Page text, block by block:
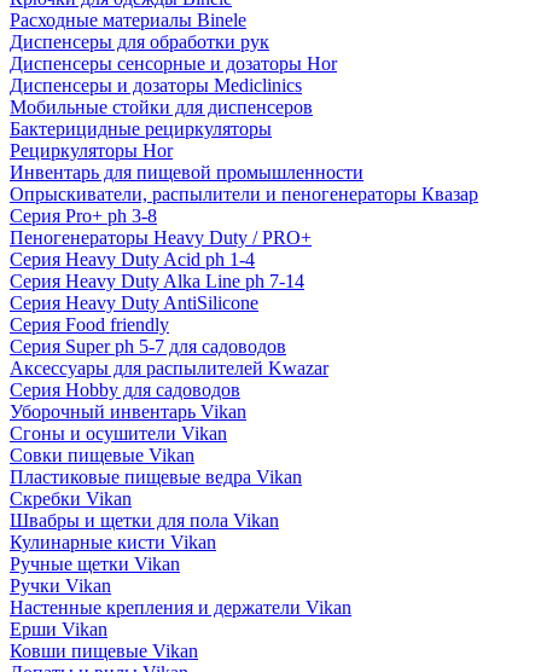
Расходные материалы Binele
Диспенсеры для обработки рук
Диспенсеры сенсорные и дозаторы Hor
Диспенсеры и дозаторы Mediclinics
Мобильные стойки для диспенсеров
Бактерицидные рециркуляторы
Рециркуляторы Hor
Инвентарь для пищевой промышленности
Опрыскиватели, распылители и пеногенераторы Квазар
Серия Pro+ ph 3-8
Пеногенераторы Heavy Duty / PRO+
Серия Heavy Duty Acid ph 1-4
Серия Heavy Duty Alka Line ph 7-14
Серия Heavy Duty AntiSilicone
Серия Food friendly
Серия Super ph 5-7 для садоводов
Аксессуары для распылителей Kwazar
Серия Hobby для садоводов
Уборочный инвентарь Vikan
Сгоны и осушители Vikan
Совки пищевые Vikan
Пластиковые пищевые ведра Vikan
Скребки Vikan
Швабры и щетки для пола Vikan
Кулинарные кисти Vikan
Ручные щетки Vikan
Ручки Vikan
Настенные крепления и держатели Vikan
Ерши Vikan
Ковши пищевые Vikan